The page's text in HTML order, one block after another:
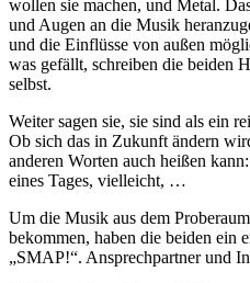
wollen sie machen, und Metal.
und Augen an die Musik
und die Einflüsse von außen
was gefällt, schreiben die beiden
selbst.
Weiter sagen sie, sie sind als ein
Ob sich das in Zukunft ändern
anderen Worten auch heißen
eines Tages, vielleicht, …
Um die Musik aus dem
bekommen, haben die beiden ein
„SMAP!“. Ansprechpartner und